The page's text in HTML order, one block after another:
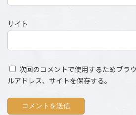
サイト
次回のコメントで使用するためブラ
ルアドレス、サイトを保存する。